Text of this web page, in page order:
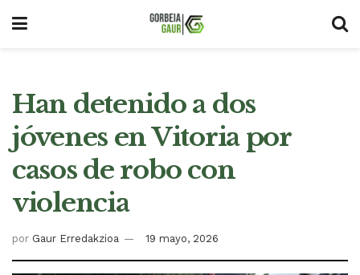
Han detenido a dos
jóvenes en Vitoria por
casos de robo con
violencia
por Gaur Erredakzioa 19 mayo, 2026